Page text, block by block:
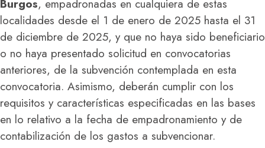
Burgos, empadronadas en cualquiera de estas
localidades desde el 1 de enero de 2025 hasta el 31
de diciembre de 2025, y que no haya sido beneficiario
o no haya presentado solicitud en convocatorias
anteriores, de la subvención contemplada en esta
convocatoria. Asimismo, deberán cumplir con los
requisitos y características especificadas en las bases
en lo relativo a la fecha de empadronamiento y de
contabilización de los gastos a subvencionar.